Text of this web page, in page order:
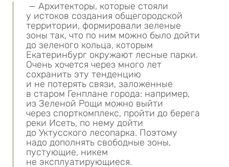
— Архитекторы, которые стояли
у истоков создания общегородской
территории, формировали зеленые
зоны так, что по ним можно было дойти
до зеленого кольца, которым
Екатеринбург окружают лесные парки.
Очень хочется через много лет
сохранить эту тенденцию
и не потерять связи, заложенные
в старом Генплане города: например,
из Зеленой Рощи можно выйти
через спорткомплекс, пройти до берега
реки Исеть, по нему дойти
до Уктусского лесопарка. Поэтому
надо дополнять свободные зоны,
пустующие, никем
не эксплуатирующиеся.